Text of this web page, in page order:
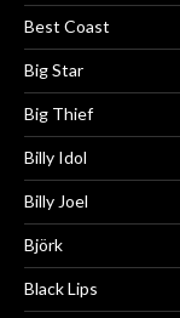
Best Coast
Big Star
Big Thief
Billy Idol
Billy Joel
Björk
Black Lips